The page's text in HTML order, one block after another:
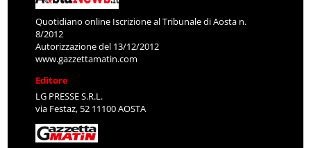
Quotidiano online Iscrizione al Tribunale di Aosta n.
8/2012
Autorizzazione del 13/12/2012
www.gazzettamatin.com
Editore
LG PRESSE S.R.L.
via Festaz, 52 11100 AOSTA